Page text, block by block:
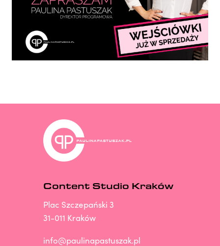
Content Studio Kraków
Plac Szczepański 3
31-011 Kraków
info@paulinapastuszak.pl